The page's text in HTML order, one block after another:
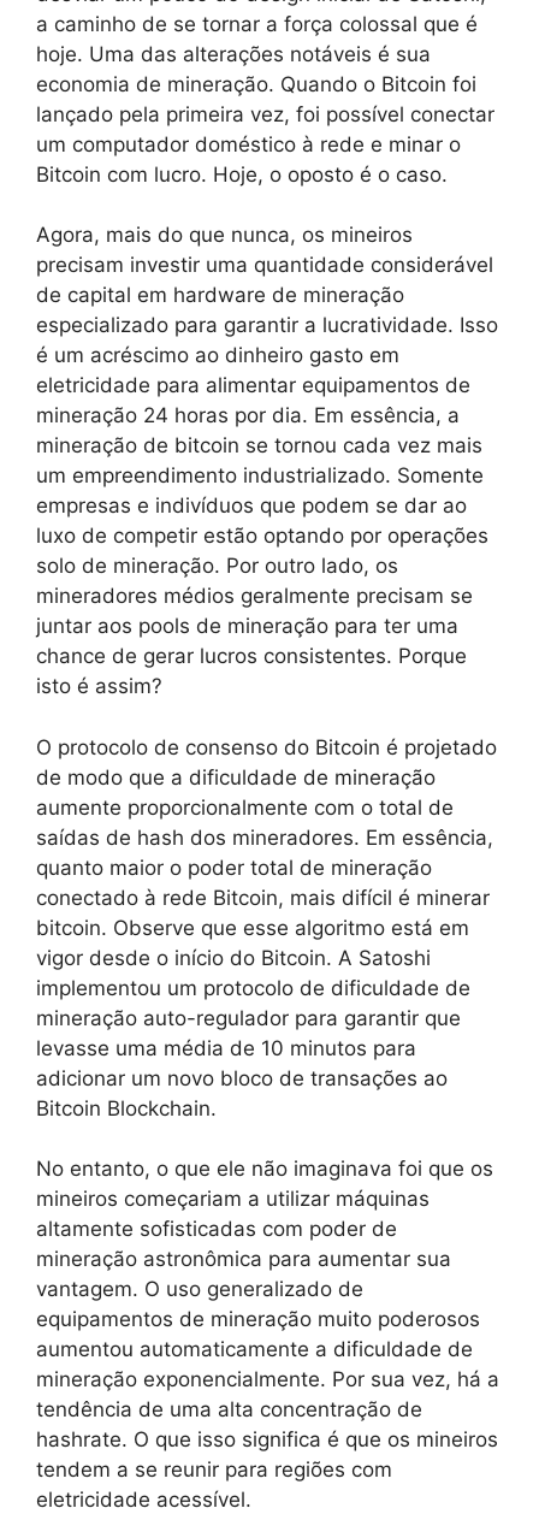
a caminho de se tornar a força colossal que é
hoje. Uma das alterações notáveis é sua
economia de mineração. Quando o Bitcoin foi
lançado pela primeira vez, foi possível conectar
um computador doméstico à rede e minar o
Bitcoin com lucro. Hoje, o oposto é o caso.
Agora, mais do que nunca, os mineiros
precisam investir uma quantidade considerável
de capital em hardware de mineração
especializado para garantir a lucratividade. Isso
é um acréscimo ao dinheiro gasto em
eletricidade para alimentar equipamentos de
mineração 24 horas por dia. Em essência, a
mineração de bitcoin se tornou cada vez mais
um empreendimento industrializado. Somente
empresas e indivíduos que podem se dar ao
luxo de competir estão optando por operações
solo de mineração. Por outro lado, os
mineradores médios geralmente precisam se
juntar aos pools de mineração para ter uma
chance de gerar lucros consistentes. Porque
isto é assim?
O protocolo de consenso do Bitcoin é projetado
de modo que a dificuldade de mineração
aumente proporcionalmente com o total de
saídas de hash dos mineradores. Em essência,
quanto maior o poder total de mineração
conectado à rede Bitcoin, mais difícil é minerar
bitcoin. Observe que esse algoritmo está em
vigor desde o início do Bitcoin. A Satoshi
implementou um protocolo de dificuldade de
mineração auto-regulador para garantir que
levasse uma média de 10 minutos para
adicionar um novo bloco de transações ao
Bitcoin Blockchain.
No entanto, o que ele não imaginava foi que os
mineiros começariam a utilizar máquinas
altamente sofisticadas com poder de
mineração astronômica para aumentar sua
vantagem. O uso generalizado de
equipamentos de mineração muito poderosos
aumentou automaticamente a dificuldade de
mineração exponencialmente. Por sua vez, há a
tendência de uma alta concentração de
hashrate. O que isso significa é que os mineiros
tendem a se reunir para regiões com
eletricidade acessível.